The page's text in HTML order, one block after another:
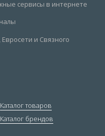
Каталог товаров
Каталог брендов